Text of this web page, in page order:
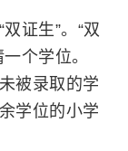
证生”。“双
个学位。
被录取的学
学位的小学